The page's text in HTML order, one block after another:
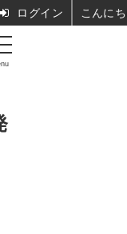
ログイン こんに